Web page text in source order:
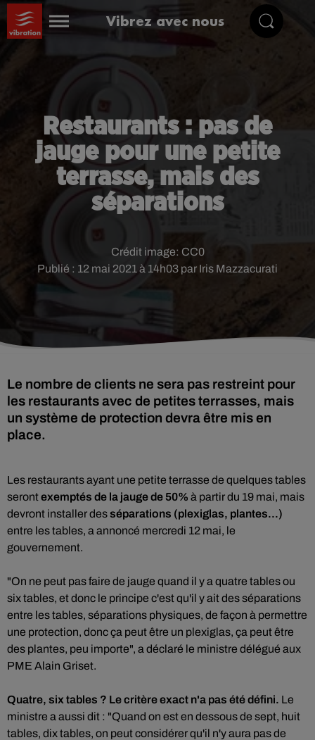
Vibrez avec nous
Restaurants : pas de
jauge pour une petite
terrasse, mais des
séparations
Publié : 12 mai 2021 à 14h03 par Iris Mazzacurati
Crédit image: CC0
Le nombre de clients ne sera pas restreint pour
les restaurants avec de petites terrasses, mais
un système de protection devra être mis en
place.
Les restaurants ayant une petite terrasse de quelques tables
serontexemptés de la jauge de 50% à partir du 19 mai, mais
devront installer desséparations (plexiglas, plantes...)
entre les tables, a annoncé mercredi 12 mai, le
gouvernement.
"On ne peut pas faire de jauge quand il y a quatre tables ou
six tables, et donc le principe c'est qu'il y ait des séparations
entre les tables, séparations physiques, de façon à permettre
une protection, donc ça peut être un plexiglas, ça peut être
des plantes, peu importe", a déclaré le ministre délégué aux
PME Alain Griset.
Quatre, six tables ? Le critère exact n'a pas été défini. Le
ministre a aussi dit : "Quand on est en dessous de sept, huit
tables, dix tables, on peut considérer qu'il n'y aura pas de